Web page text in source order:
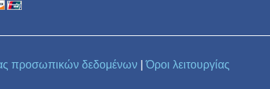
προσωπικών δεδομένων |Όροι λειτουργίας